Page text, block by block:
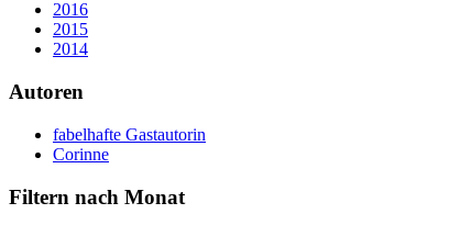
2016
2015
2014
Autoren
fabelhafte Gastautorin
Corinne
Filtern nach Monat